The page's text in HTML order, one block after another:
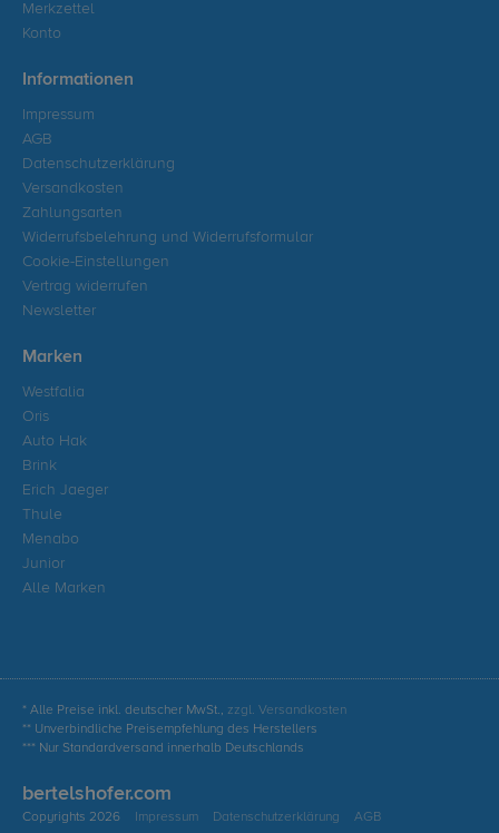
Merkzettel
Konto
Informationen
Impressum
AGB
Datenschutzerklärung
Versandkosten
Zahlungsarten
Widerrufsbelehrung und Widerrufsformular
Cookie-Einstellungen
Vertrag widerrufen
Newsletter
Marken
Westfalia
Oris
Auto Hak
Brink
Erich Jaeger
Thule
Menabo
Junior
Alle Marken
* Alle Preise inkl. deutscher MwSt., zzgl. Versandkosten
** Unverbindliche Preisempfehlung des Herstellers
*** Nur Standardversand innerhalb Deutschlands
bertelshofer.com
Copyrights 2026 Impressum Datenschutzerklärung AGB